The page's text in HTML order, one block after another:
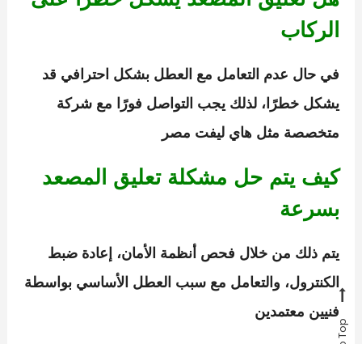
الركاب
في حال عدم التعامل مع العطل بشكل احترافي قد
يشكل خطرًا، لذلك يجب التواصل فورًا مع شركة
متخصصة مثل هاي ليفت مصر
كيف يتم حل مشكلة تعليق المصعد
بسرعة
يتم ذلك من خلال فحص أنظمة الأمان، إعادة ضبط
الكنترول، والتعامل مع سبب العطل الأساسي بواسطة
فنيين معتمدين